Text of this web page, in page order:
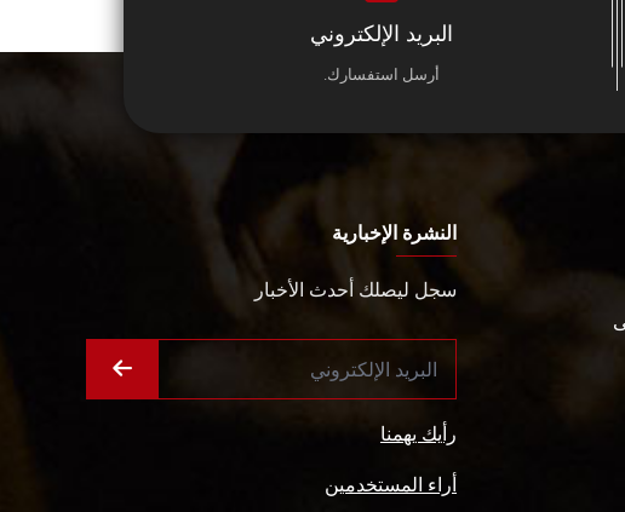
البريد الإلكتروني
أرسل استفسارك.
النشرة الإخبارية
سجل ليصلك أحدث الأخبار
رأيك يهمنا
أراء المستخدمين